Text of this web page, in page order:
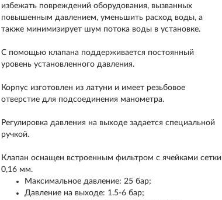
избежать повреждений оборудования, вызванных
повышенным давлением, уменьшить расход воды, а
также минимизирует шум потока воды в установке.
С помощью клапана поддерживается постоянный
уровень установленного давления.
Корпус изготовлен из латуни и имеет резьбовое
отверстие для подсоединения манометра.
Регулировка давления на выходе задается специальной
ручкой.
Клапан оснащен встроенным фильтром с ячейками сетки
0,16 мм.
Максимальное давление: 25 бар;
Давление на выходе: 1.5-6 бар;